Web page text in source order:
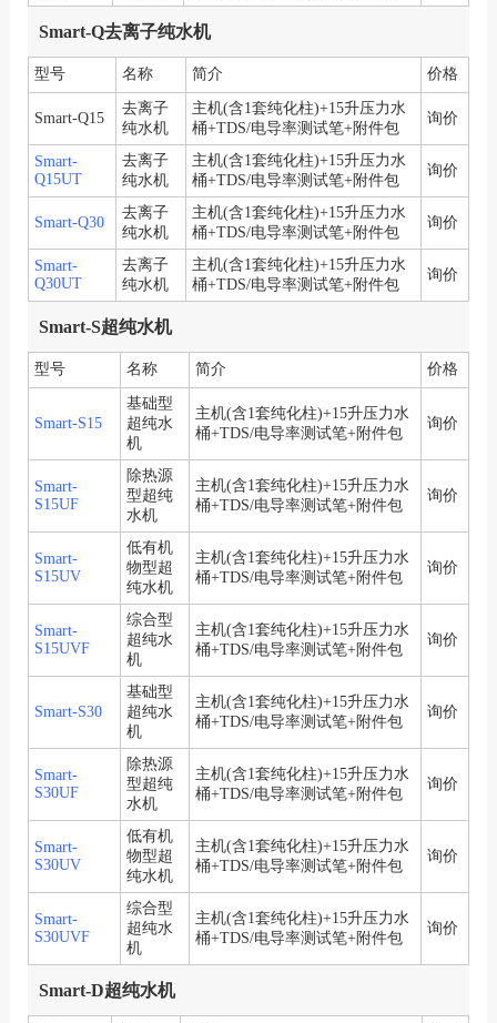
Smart-Q去离子纯水机
型号 名称 简介 价格
Smart-Q15
去离子
纯水机
主机(含1套纯化柱)+15升压力水
桶+TDS/电导率测试笔+附件包
询价
Smart-
Q15UT
去离子
纯水机
主机(含1套纯化柱)+15升压力水
桶+TDS/电导率测试笔+附件包
询价
Smart-Q30
去离子
纯水机
主机(含1套纯化柱)+15升压力水
桶+TDS/电导率测试笔+附件包
询价
Smart-
Q30UT
去离子
纯水机
主机(含1套纯化柱)+15升压力水
桶+TDS/电导率测试笔+附件包
询价
Smart-S超纯水机
型号 名称 简介 价格
Smart-S15
基础型
超纯水
机
主机(含1套纯化柱)+15升压力水
桶+TDS/电导率测试笔+附件包
询价
Smart-
S15UF
除热源
型超纯
水机
主机(含1套纯化柱)+15升压力水
桶+TDS/电导率测试笔+附件包
询价
Smart-
S15UV
低有机
物型超
纯水机
主机(含1套纯化柱)+15升压力水
桶+TDS/电导率测试笔+附件包
询价
Smart-
S15UVF
综合型
超纯水
机
主机(含1套纯化柱)+15升压力水
桶+TDS/电导率测试笔+附件包
询价
Smart-S30
基础型
超纯水
机
主机(含1套纯化柱)+15升压力水
桶+TDS/电导率测试笔+附件包
询价
Smart-
S30UF
除热源
型超纯
水机
主机(含1套纯化柱)+15升压力水
桶+TDS/电导率测试笔+附件包
询价
Smart-
S30UV
低有机
物型超
纯水机
主机(含1套纯化柱)+15升压力水
桶+TDS/电导率测试笔+附件包
询价
Smart-
S30UVF
综合型
超纯水
机
主机(含1套纯化柱)+15升压力水
桶+TDS/电导率测试笔+附件包
询价
Smart-D超纯水机